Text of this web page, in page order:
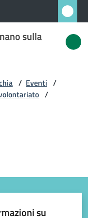
sulla
/ Eventi /
/
su